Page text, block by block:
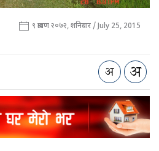
९ श्रावण २०७२, शनिबार / July 25, 2015